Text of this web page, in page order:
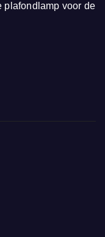
plafondlamp voor de